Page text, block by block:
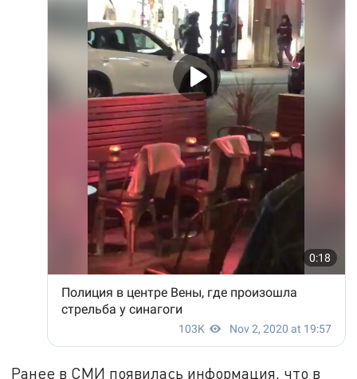
Ранее в СМИ появилась информация, что в